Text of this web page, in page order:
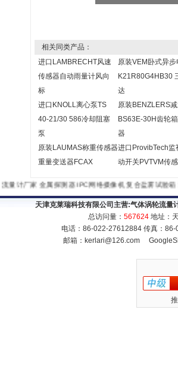
相关同类产品：
进口LAMBRECHT风速
传感器自动雨量计风向
标
原装VEM卧式异步
K21R80G4HB30
达
进口KNOLL离心泵TS
40-21/30 586冷却阻塞
泵
原装BENZLERS
BS63E-30H齿轮
器
原装LAUMAS称重传感器
重量变送器FCAX
进口ProvibTech监
动开关PVTVM传
流量计厂家金属探测器IPC网络摄像机复合盐雾试验箱
天津克莱瑞科技有限公司主营:气体涡轮流量
总访问量： 567624 地址：
电话：86-022-27612884 传真：
邮箱： kerlari@126.com